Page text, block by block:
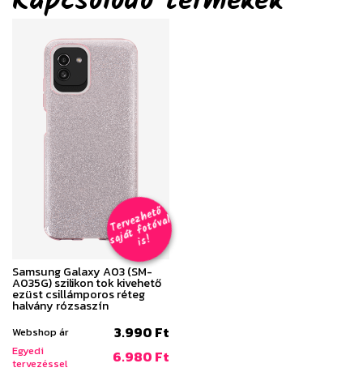
T
er
v
e
z
h
e
t
ő
s
aj
á
t
f
o
t
ó
v
al
i
s
!
Samsung Galaxy A03 (SM-
A035G) szilikon tok kivehető
ezüst csillámporos réteg
halvány rózsaszín
Webshop ár 3.990 Ft
Egyedi
tervezéssel
6.980 Ft